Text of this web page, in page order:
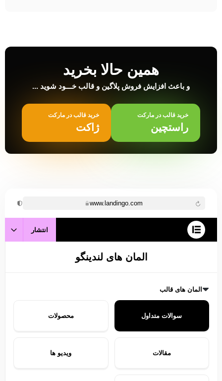
همین حالا بخرید
و باعث افزایش فروش پلاگین و قالب خـــود شوید ...
خرید قالب در مارکت
راستچین
خرید قالب در مارکت
ژاکت
www.landingo.com
انتشار
المان های لندینگو
المان های قالب
سوالات متداول محصولات
مقالات ویدیو ها